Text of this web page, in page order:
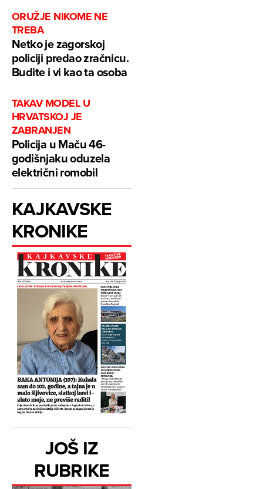
ORUŽJE NIKOME NE
TREBA
Netko je zagorskoj
policiji predao zračnicu.
Budite i vi kao ta osoba
TAKAV MODEL U
HRVATSKOJ JE
ZABRANJEN
Policija u Maču 46-
godišnjaku oduzela
električni romobil
KAJKAVSKE
KRONIKE
JOŠ IZ
RUBRIKE